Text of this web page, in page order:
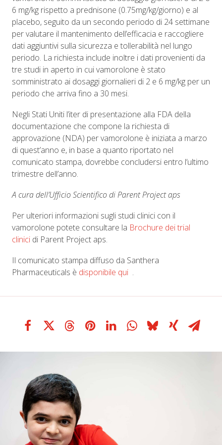
6 mg/kg rispetto a prednisone (0.75mg/kg/giorno) e al
placebo, seguito da un secondo periodo di 24 settimane
per valutare il mantenimento dell’efficacia e raccogliere
dati aggiuntivi sulla sicurezza e tollerabilità nel lungo
periodo. La richiesta include inoltre i dati provenienti da
tre studi in aperto in cui vamorolone è stato
somministrato ai dosaggi giornalieri di 2 e 6 mg/kg per un
periodo che arriva fino a 30 mesi.
Negli Stati Uniti l’iter di presentazione alla FDA della
documentazione che compone la richiesta di
approvazione (NDA) per vamorolone è iniziata a marzo
di quest’anno e, in base a quanto riportato nel
comunicato stampa, dovrebbe concludersi entro l’ultimo
trimestre dell’anno.
A cura dell’Ufficio Scientifico di Parent Project aps
Per ulteriori informazioni sugli studi clinici con il
vamorolone potete consultare la Brochure dei trial
clinici di Parent Project aps.
Il comunicato stampa diffuso da Santhera
Pharmaceuticals è disponibile qui .